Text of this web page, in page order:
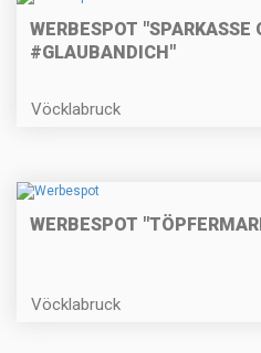
WERBESPOT "SPARKASSE
#GLAUBANDICH"
Vöcklabruck
WERBESPOT
Vöcklabruck